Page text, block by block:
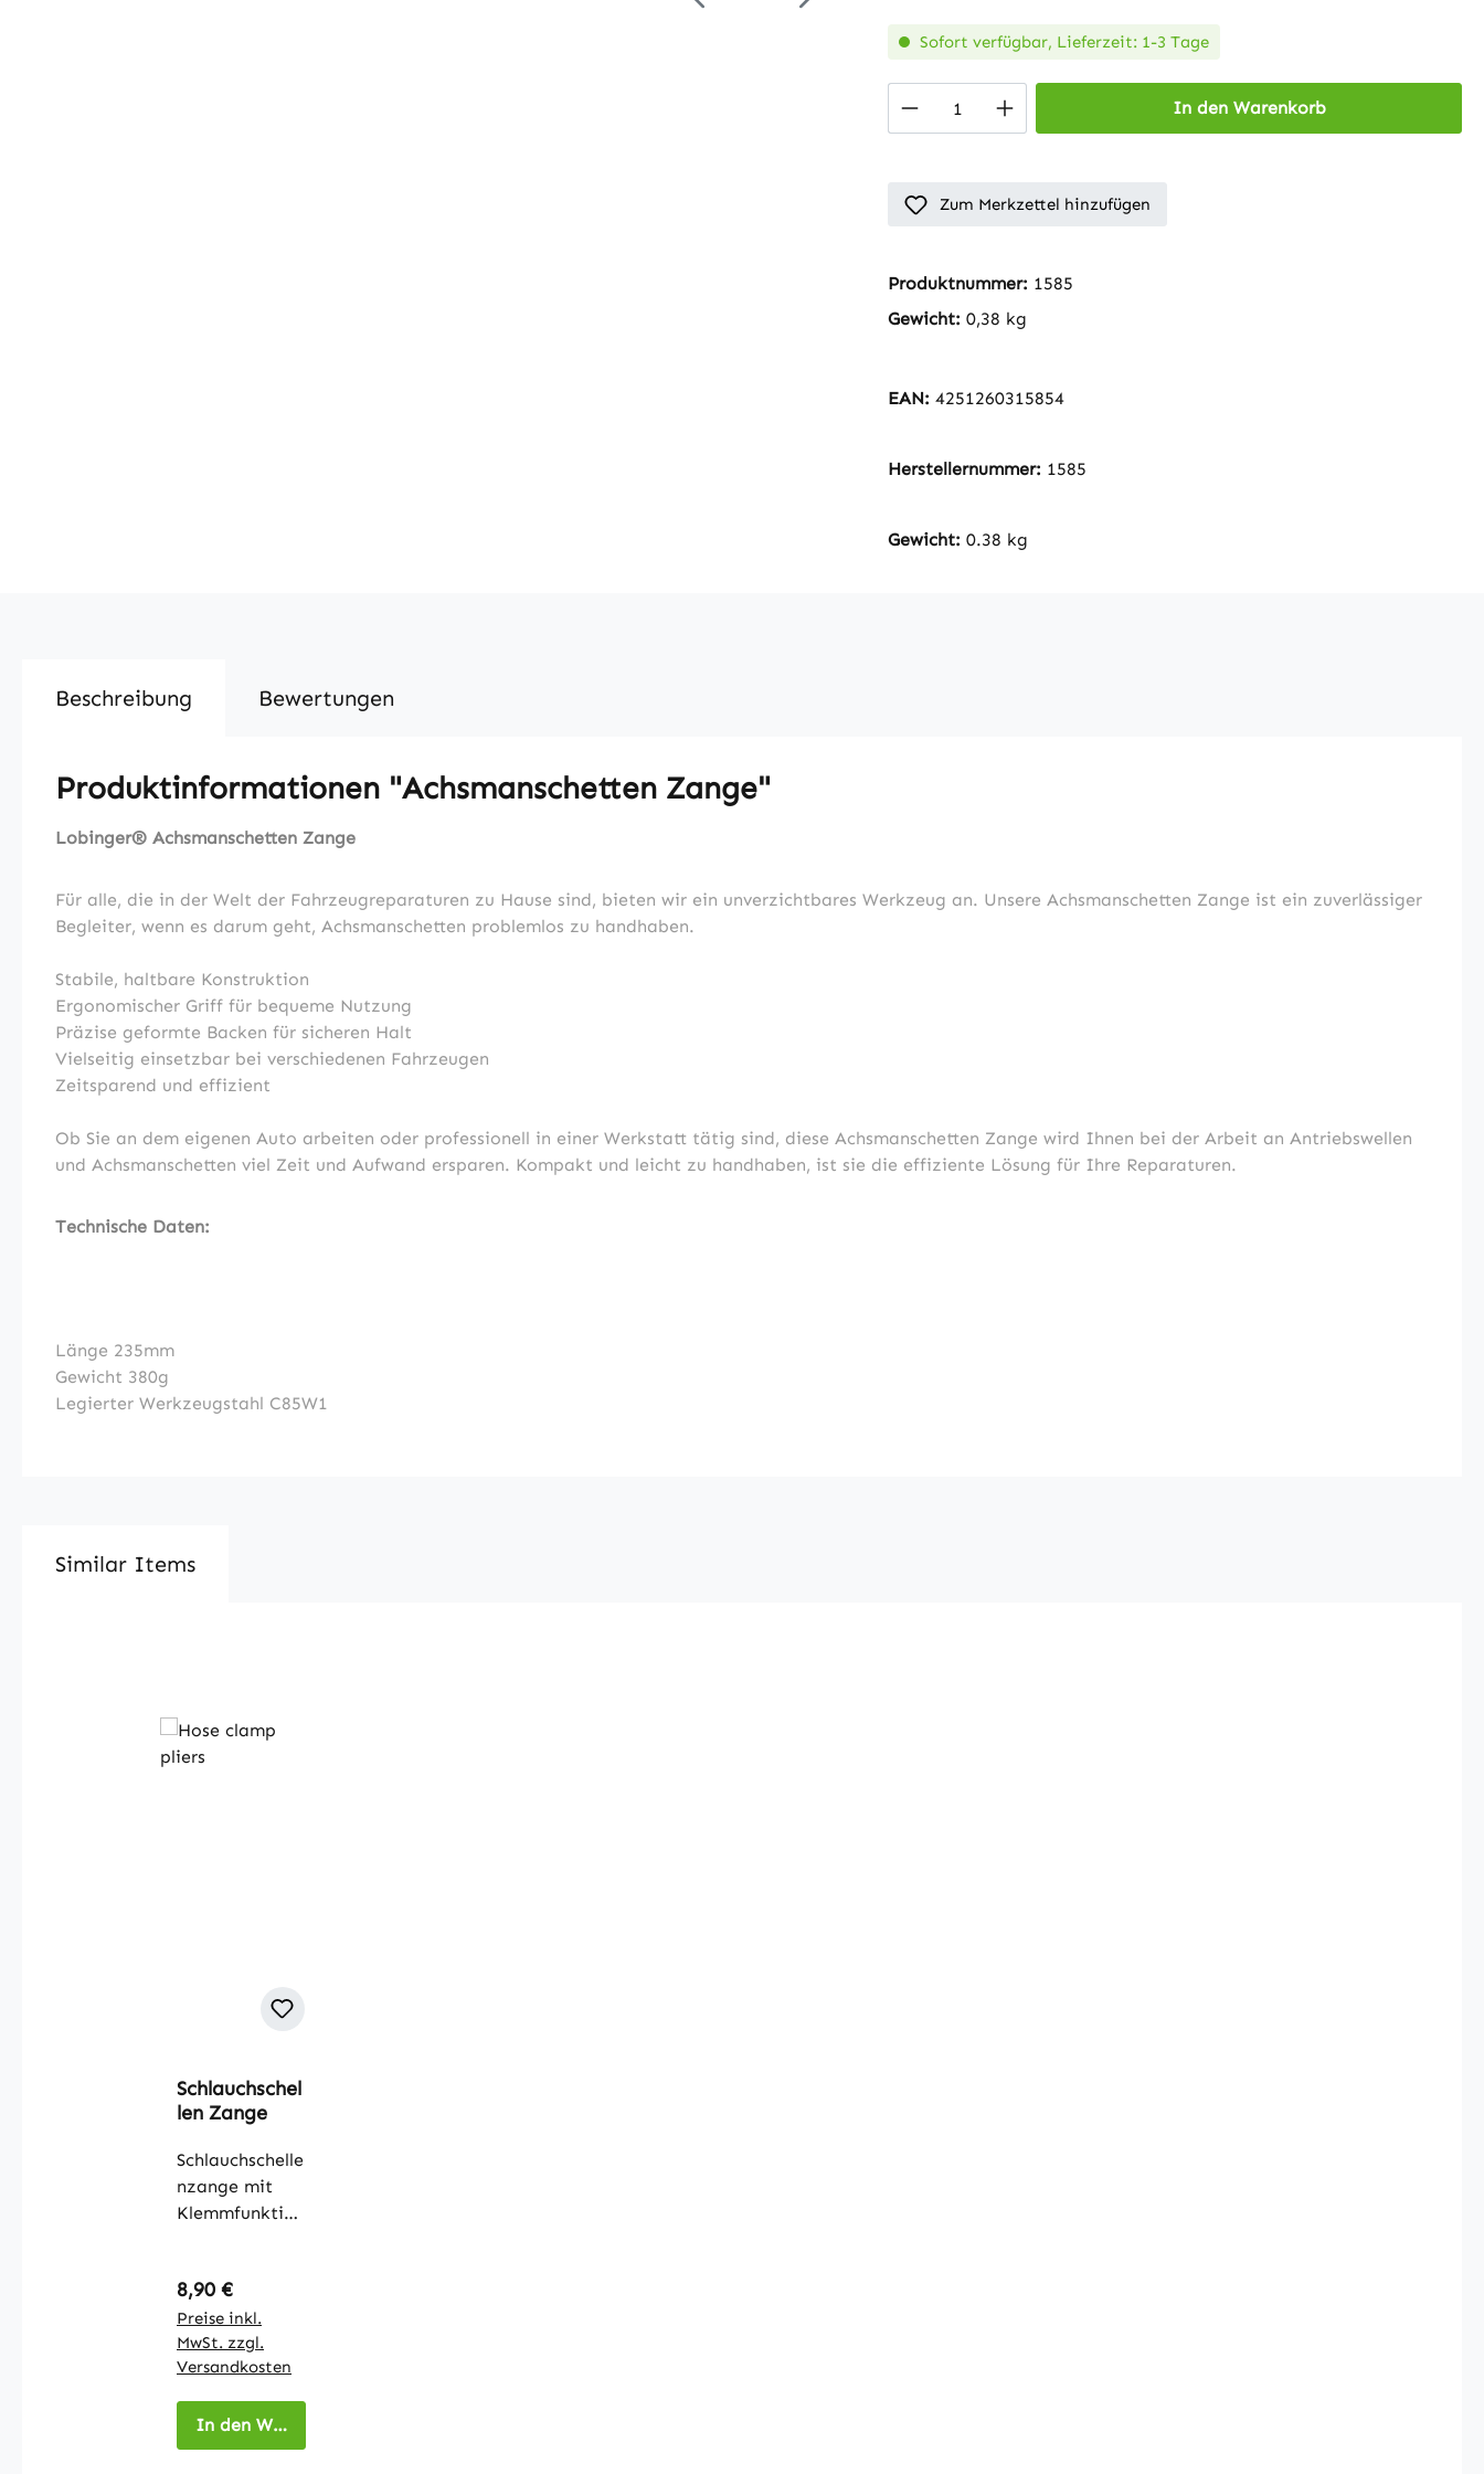
Sofort verfügbar, Lieferzeit: 1-3 Tage
Produkt Anzahl: Gib den gewünschten Wert
In den Warenkorb
Zum Merkzettel hinzufügen
Produktnummer: 1585
Gewicht: 0,38 kg
EAN: 4251260315854
Herstellernummer: 1585
Gewicht: 0.38 kg
Beschreibung Bewertungen
Produktinformationen "Achsmanschetten Zange"
Lobinger® Achsmanschetten Zange
Für alle, die in der Welt der Fahrzeugreparaturen zu Hause sind, bieten wir ein unverzichtbares Werkzeug an. Unsere Achsmanschetten Zange ist ein zuverlässiger
Begleiter, wenn es darum geht, Achsmanschetten problemlos zu handhaben.
Stabile, haltbare Konstruktion
Ergonomischer Griff für bequeme Nutzung
Präzise geformte Backen für sicheren Halt
Vielseitig einsetzbar bei verschiedenen Fahrzeugen
Zeitsparend und effizient
Ob Sie an dem eigenen Auto arbeiten oder professionell in einer Werkstatt tätig sind, diese Achsmanschetten Zange wird Ihnen bei der Arbeit an Antriebswellen
und Achsmanschetten viel Zeit und Aufwand ersparen. Kompakt und leicht zu handhaben, ist sie die effiziente Lösung für Ihre Reparaturen.
Technische Daten:
Länge 235mm
Gewicht 380g
Legierter Werkzeugstahl C85W1
Similar Items
Schlauchschel
len Zange
Schlauchschelle
nzange mit
Klemmfunktion
zugängliche
Stellen.
Geeignet zur
Montage und
Demontage
von
Bandschellen,
Regulärer Preis:
8,90 €
Preise inkl.
MwSt. zzgl.
Versandkosten
In den Warenkorb